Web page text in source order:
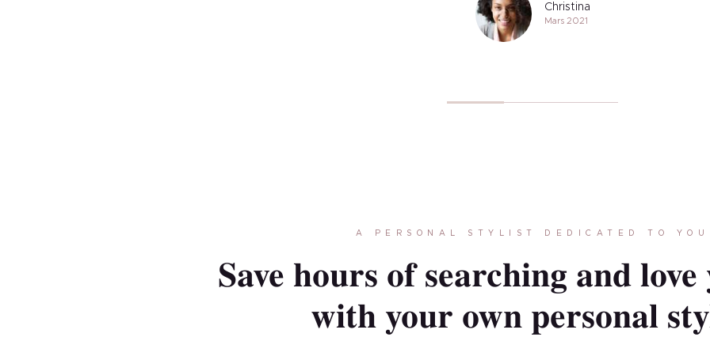
Christina
Mars 2021
A PERSONAL STYLIST DEDICATED TO YOU
Save hours of searching and
with your own personal